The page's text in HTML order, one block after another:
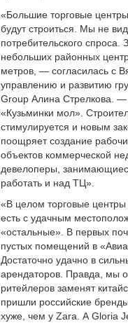
«Большие торговые
будут строиться. Мы не
потребительского спроса.
небольших районных
метров, — согласилась с
управлению и развитию
Group Алина Стрелкова.
«Кузьминки мол».
стимулируется и новым
поощряет создание
объектов коммерческой
девелоперы,
работать и над ТЦ».
«В целом торговые
есть с удачным
«остальные». В первых
пустых помещений в
Достаточно удачно в
арендаторов. Правда, мы
ритейлеров заменят
пришли российские
хуже, чем у Zara. А Gloria